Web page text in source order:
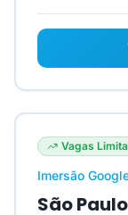
Vagas
Imersão
São